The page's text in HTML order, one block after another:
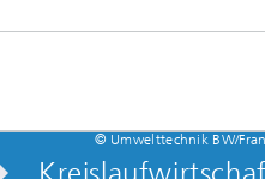
© Umwelttechnik BW/